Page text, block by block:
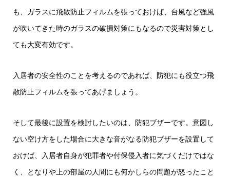
も、ガラスに飛散防止フィルムを張っておけば、台風など強風
が吹いてきた時のガラスの破損対策にもなるので災害対策とし
ても大変有効です。
入居者の安全性のことを考えるのであれば、防犯にも役立つ飛
散防止フィルムを張ってあげましょう。
そして最後に設置を検討したいのは、防犯ブザーです。意図し
ない空け方をした場合に大きな音がなる防犯ブザーを設置して
おけば、入居者自身が犯罪者や付保侵入者に気づくだけではな
く、となりや上の部屋の人間にも何かしらの問題が怒ったこと